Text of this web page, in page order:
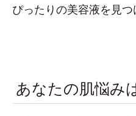
ぴったりの美容液を見つ
あなたの肌悩み